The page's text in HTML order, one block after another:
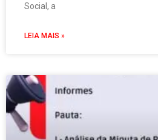
Social, a
LEIA MAIS »